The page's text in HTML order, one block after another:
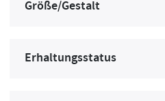
Größe/Gestalt
Erhaltungsstatus